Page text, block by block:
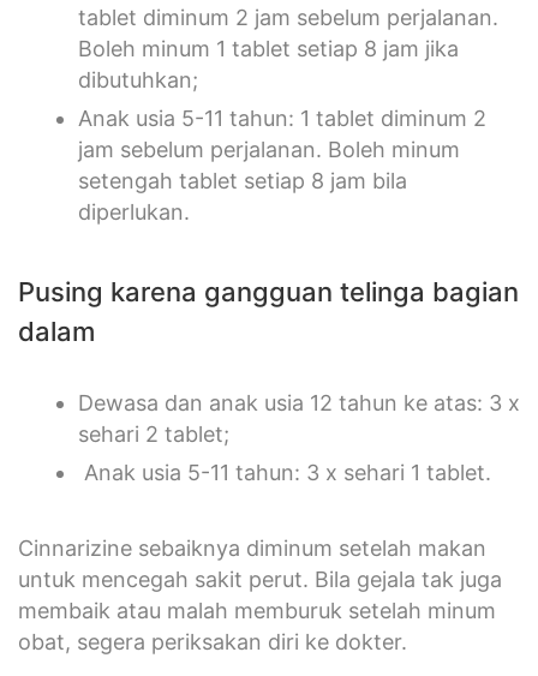
tablet diminum 2 jam sebelum perjalanan.
Boleh minum 1 tablet setiap 8 jam jika
dibutuhkan;
Anak usia 5-11 tahun: 1 tablet diminum 2
jam sebelum perjalanan. Boleh minum
setengah tablet setiap 8 jam bila
diperlukan.
Pusing karena gangguan telinga bagian
dalam
Dewasa dan anak usia 12 tahun ke atas: 3 x
sehari 2 tablet;
Anak usia 5-11 tahun: 3 x sehari 1 tablet.
Cinnarizine sebaiknya diminum setelah makan
untuk mencegah sakit perut. Bila gejala tak juga
membaik atau malah memburuk setelah minum
obat, segera periksakan diri ke dokter.